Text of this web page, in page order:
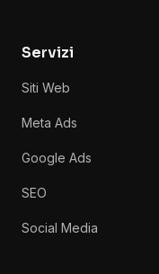
Servizi
Siti Web
Meta Ads
Google Ads
SEO
Social Media